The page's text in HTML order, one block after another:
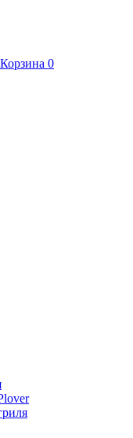
Корзина 0